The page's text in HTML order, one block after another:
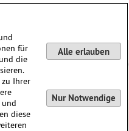
für
die
Ihrer
und
diese
Alle erlauben
Nur Notwendige